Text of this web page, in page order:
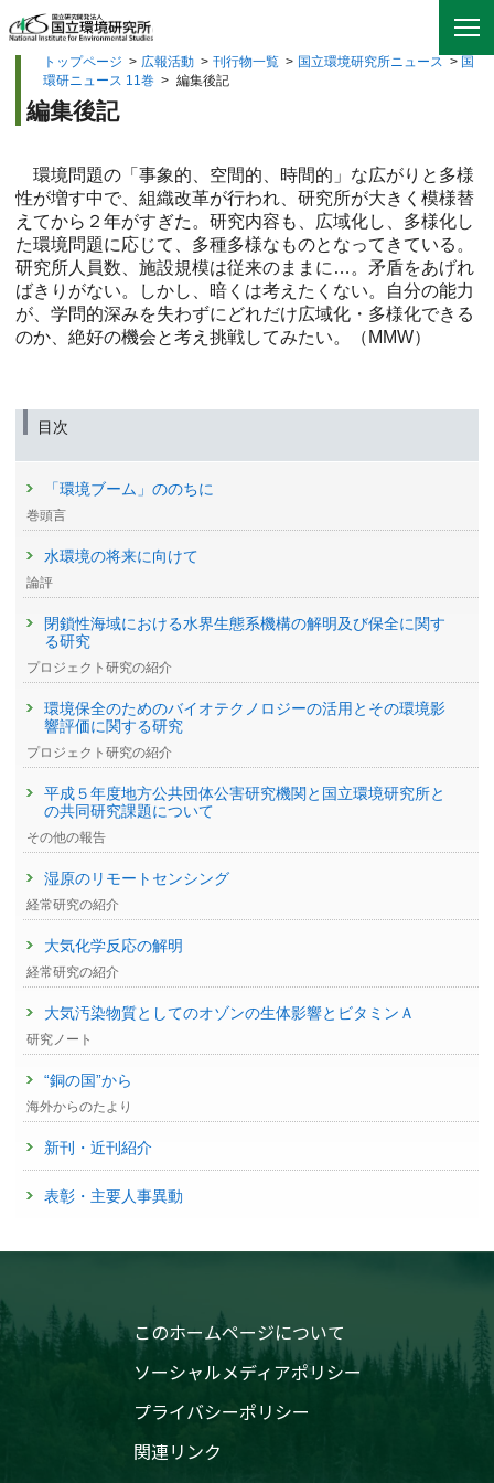
トップページ > 広報活動 > 刊行物一覧 > 国立環境研究所ニュース > 国
環研ニュース 11巻 > 編集後記
編集後記
環境問題の「事象的、空間的、時間的」な広がりと多様
性が増す中で、組織改革が行われ、研究所が大きく模様替
えてから２年がすぎた。研究内容も、広域化し、多様化し
た環境問題に応じて、多種多様なものとなってきている。
研究所人員数、施設規模は従来のままに…。矛盾をあげれ
ばきりがない。しかし、暗くは考えたくない。自分の能力
が、学問的深みを失わずにどれだけ広域化・多様化できる
のか、絶好の機会と考え挑戦してみたい。（MMW）
目次
「環境ブーム」ののちに
巻頭言
水環境の将来に向けて
論評
閉鎖性海域における水界生態系機構の解明及び保全に関す
る研究
プロジェクト研究の紹介
環境保全のためのバイオテクノロジーの活用とその環境影
響評価に関する研究
プロジェクト研究の紹介
平成５年度地方公共団体公害研究機関と国立環境研究所と
の共同研究課題について
その他の報告
湿原のリモートセンシング
経常研究の紹介
大気化学反応の解明
経常研究の紹介
大気汚染物質としてのオゾンの生体影響とビタミンＡ
研究ノート
“銅の国”から
海外からのたより
新刊・近刊紹介
表彰・主要人事異動
このホームページについて
ソーシャルメディアポリシー
プライバシーポリシー
関連リンク